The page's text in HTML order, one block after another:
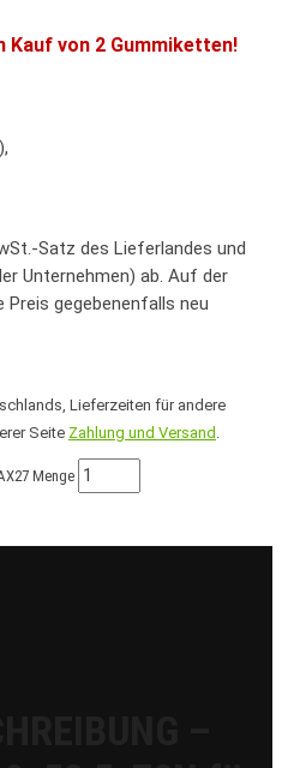
Kauf von 2 Gummiketten!
Satz des Lieferlandes und
Unternehmen) ab. Auf der
Preis gegebenenfalls neu
Lieferzeiten für andere
Seite Zahlung und Versand
Menge